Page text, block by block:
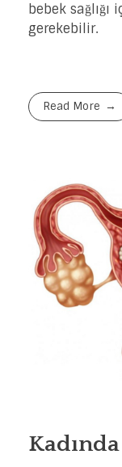
bebek
gerekebilir.
Read More